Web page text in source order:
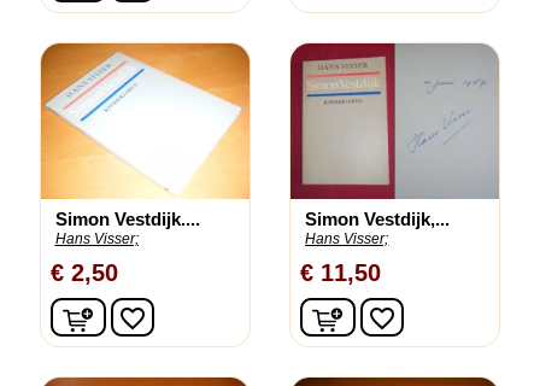
Simon Vestdijk....
Hans Visser;
€ 2,50
In winkelwagen
favorite_border
Simon Vestdijk,...
Hans Visser;
€ 11,50
In winkelwagen
favorite_border